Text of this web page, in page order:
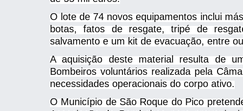
O lote de 74 novos equipamentos inclui
botas, fatos de resgate, tripé de
salvamento e um kit de evacuação, entre
A aquisição deste material resulta de
Bombeiros voluntários realizada pela
necessidades operacionais do corpo ativo.
O Município de São Roque do Pico